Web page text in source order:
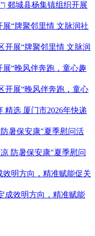
郯城县杨集镇组织开展
开展“牌聚邻里情 文脉润
开展“晚风伴奔跑，童心
精选 厦门市2026年快递
防暑保安康"夏季慰问
成效明方向，精准赋能